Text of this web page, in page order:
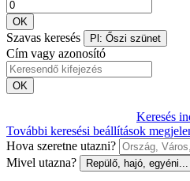
OK
Szavas keresés Pl: Őszi szünet
Cím vagy azonosító
OK
Keresés
További keresési beállítások
Hova szeretne utazni?
Mivel utazna?
Repülő, hajó, egyéni...